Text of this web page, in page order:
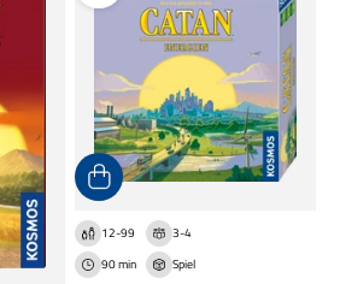
12-99
3-4
90 min
Spiel